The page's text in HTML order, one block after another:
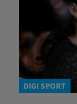
DIGI SPORT